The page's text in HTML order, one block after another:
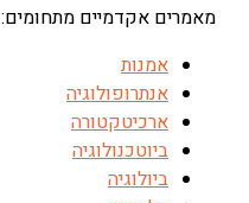
מאמרים אקדמיים מתחומים:
אמנות
אנתרופולוגיה
ארכיטקטורה
ביוטכנולוגיה
ביולוגיה